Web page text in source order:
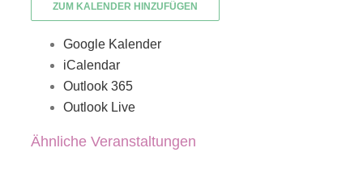
ZUM KALENDER HINZUFÜGEN
Google Kalender
iCalendar
Outlook 365
Outlook Live
Ähnliche Veranstaltungen